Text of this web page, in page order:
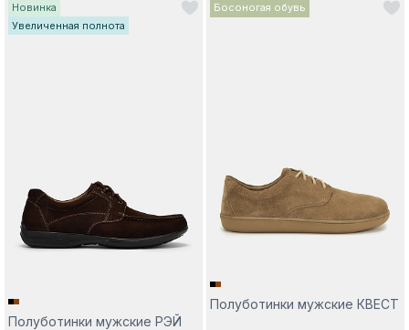
Новинка
Увеличенная полнота
Полуботинки мужские РЭЙ
Босоногая обувь
Полуботинки мужские КВЕСТ